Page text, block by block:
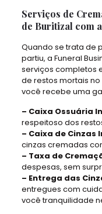
Serviços de
de Buritizal com
Quando se trata de
partiu, a Funeral
serviços completos
de restos mortais
você recebe uma
– Caixa Ossuária
respeitoso dos
– Caixa de Cinzas
cinzas cremadas
– Taxa de
despesas, sem
– Entrega das
entregues com
você tranquilidade